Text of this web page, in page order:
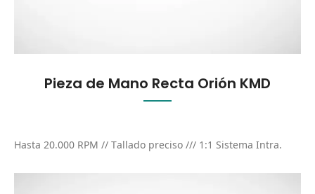
Pieza de Mano Recta Orión KMD
Hasta 20.000 RPM // Tallado preciso /// 1:1 Sistema Intra.